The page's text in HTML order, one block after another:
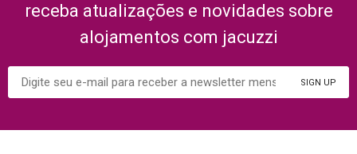
receba atualizações e novidades sobre
alojamentos com jacuzzi